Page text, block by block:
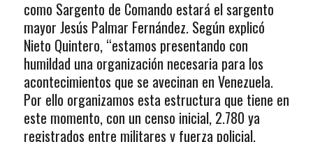
como Sargento de Comando estará el sargento
mayor Jesús Palmar Fernández. Según explicó
Nieto Quintero, “estamos presentando con
humildad una organización necesaria para los
acontecimientos que se avecinan en Venezuela.
Por ello organizamos esta estructura que tiene en
este momento, con un censo inicial, 2.780 ya
registrados entre militares y fuerza policial,